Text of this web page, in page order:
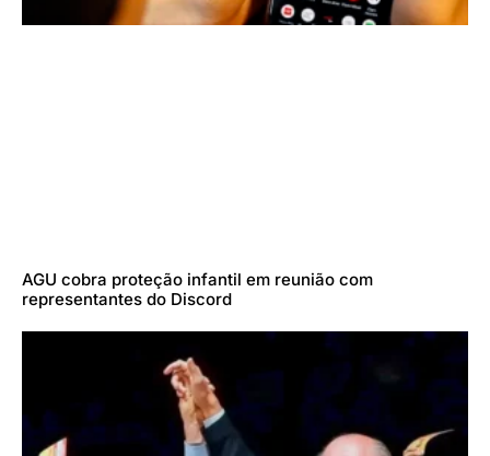
AGU cobra proteção infantil em reunião com
representantes do Discord